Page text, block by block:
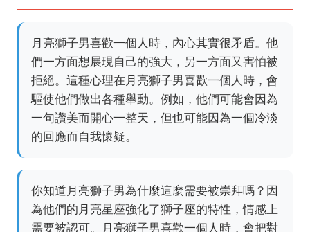
月亮獅子男喜歡一個人時，內心其實很矛盾。他
們一方面想展現自己的強大，另一方面又害怕被
拒絕。這種心理在月亮獅子男喜歡一個人時，會
驅使他們做出各種舉動。例如，他們可能會因為
一句讚美而開心一整天，但也可能因為一個冷淡
的回應而自我懷疑。
你知道月亮獅子男為什麼這麼需要被崇拜嗎？因
為他們的月亮星座強化了獅子座的特性，情感上
需要被認可。月亮獅子男喜歡一個人時，會把對